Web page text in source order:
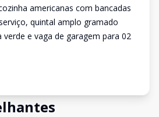
americanas com bancadas
quintal amplo gramado
e vaga de garagem para 02